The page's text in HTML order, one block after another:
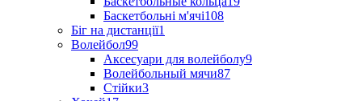
Баскетбольні м'ячі108
Біг на дистанції1
Волейбол99
Аксесуари для волейболу9
Волейбольный мячи87
Стійки3